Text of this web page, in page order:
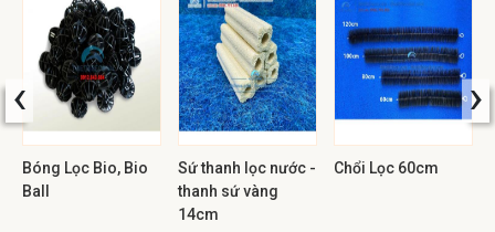
Bóng Lọc Bio, Bio
Ball
Sứ thanh lọc nước -
thanh sứ vàng
14cm
Chổi Lọc 60cm
‹ ›